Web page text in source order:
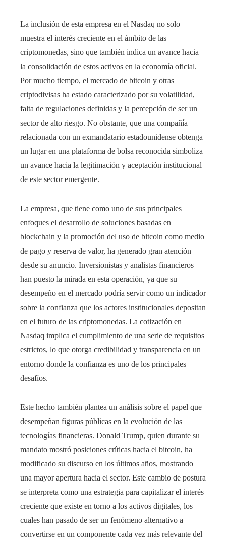
La inclusión de esta empresa en el Nasdaq no solo
muestra el interés creciente en el ámbito de las
criptomonedas, sino que también indica un avance hacia
la consolidación de estos activos en la economía oficial.
Por mucho tiempo, el mercado de bitcoin y otras
criptodivisas ha estado caracterizado por su volatilidad,
falta de regulaciones definidas y la percepción de ser un
sector de alto riesgo. No obstante, que una compañía
relacionada con un exmandatario estadounidense obtenga
un lugar en una plataforma de bolsa reconocida simboliza
un avance hacia la legitimación y aceptación institucional
de este sector emergente.
La empresa, que tiene como uno de sus principales
enfoques el desarrollo de soluciones basadas en
blockchain y la promoción del uso de bitcoin como medio
de pago y reserva de valor, ha generado gran atención
desde su anuncio. Inversionistas y analistas financieros
han puesto la mirada en esta operación, ya que su
desempeño en el mercado podría servir como un indicador
sobre la confianza que los actores institucionales depositan
en el futuro de las criptomonedas. La cotización en
Nasdaq implica el cumplimiento de una serie de requisitos
estrictos, lo que otorga credibilidad y transparencia en un
entorno donde la confianza es uno de los principales
desafíos.
Este hecho también plantea un análisis sobre el papel que
desempeñan figuras públicas en la evolución de las
tecnologías financieras. Donald Trump, quien durante su
mandato mostró posiciones críticas hacia el bitcoin, ha
modificado su discurso en los últimos años, mostrando
una mayor apertura hacia el sector. Este cambio de postura
se interpreta como una estrategia para capitalizar el interés
creciente que existe en torno a los activos digitales, los
cuales han pasado de ser un fenómeno alternativo a
convertirse en un componente cada vez más relevante del